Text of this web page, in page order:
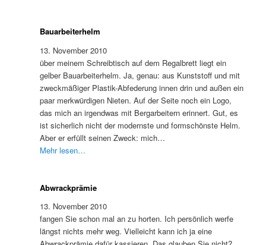
Bauarbeiterhelm
13. November 2010
über meinem Schreibtisch auf dem Regalbrett liegt ein
gelber Bauarbeiterhelm. Ja, genau: aus Kunststoff und mit
zweckmäßiger Plastik-Abfederung innen drin und außen ein
paar merkwürdigen Nieten. Auf der Seite noch ein Logo,
das mich an irgendwas mit Bergarbeitern erinnert. Gut, es
ist sicherlich nicht der modernste und formschönste Helm.
Aber er erfüllt seinen Zweck: mich…
Mehr lesen…
Abwrackprämie
13. November 2010
fangen Sie schon mal an zu horten. Ich persönlich werfe
längst nichts mehr weg. Vielleicht kann ich ja eine